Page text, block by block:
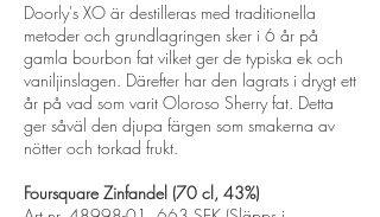
Doorly's XO är destilleras med traditionella
metoder och grundlagringen sker i 6 år på
gamla bourbon fat vilket ger de typiska ek och
vaniljinslagen. Därefter har den lagrats i drygt ett
år på vad som varit Oloroso Sherry fat. Detta
ger såväl den djupa färgen som smakerna av
nötter och torkad frukt.
Foursquare Zinfandel (70 cl, 43%)